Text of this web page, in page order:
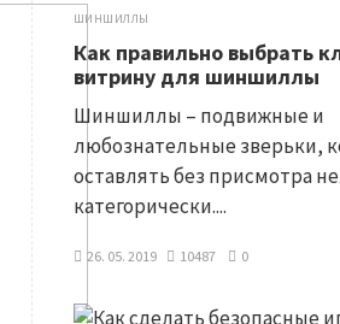
ШИНШИЛЛЫ
Как правильно выбрать
витрину для шиншиллы
Шиншиллы – подвижные и
любознательные зверьки,
оставлять без присмотра
категорически....
26. 05. 2019 10487 0